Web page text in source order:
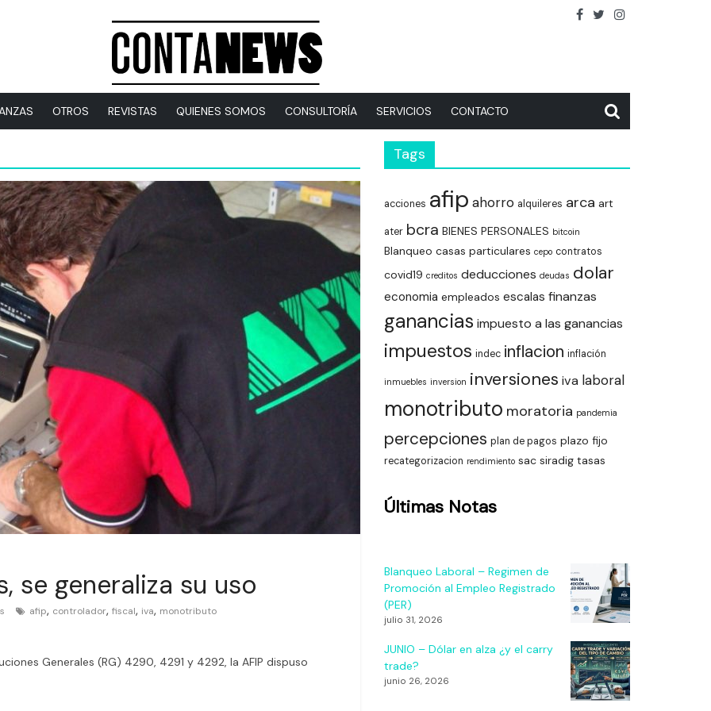
OTROS REVISTAS QUIENES SOMOS CONSULTORÍA SERVICIOS CONTACTO
se generaliza su uso
afip, controlador, fiscal, iva, monotributo
Generales (RG) 4290, 4291 y 4292, la AFIP dispuso
Tags
acciones afip ahorro alquileres arca art
ater bcra BIENES PERSONALES bitcoin
Blanqueo casas particulares cepo contratos
covid19 creditos deducciones deudas dolar
economia empleados escalas finanzas
ganancias impuesto a las ganancias
impuestos indec inflacion inflación
inmuebles inversion inversiones iva laboral
monotributo moratoria pandemia
percepciones plan de pagos plazo fijo
recategorizacion rendimiento sac siradig tasas
Últimas Notas
Blanqueo Laboral – Regimen de
Promoción al Empleo Registrado
(PER)
julio 31, 2026
JUNIO – Dólar en alza ¿y el carry
trade?
junio 26, 2026